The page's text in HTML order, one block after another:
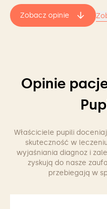
Zobacz opinie
Opinie
Właściciele pupili
skuteczność w
wyjaśniania diagnoz i
zyskują do nasze
przebiegają w